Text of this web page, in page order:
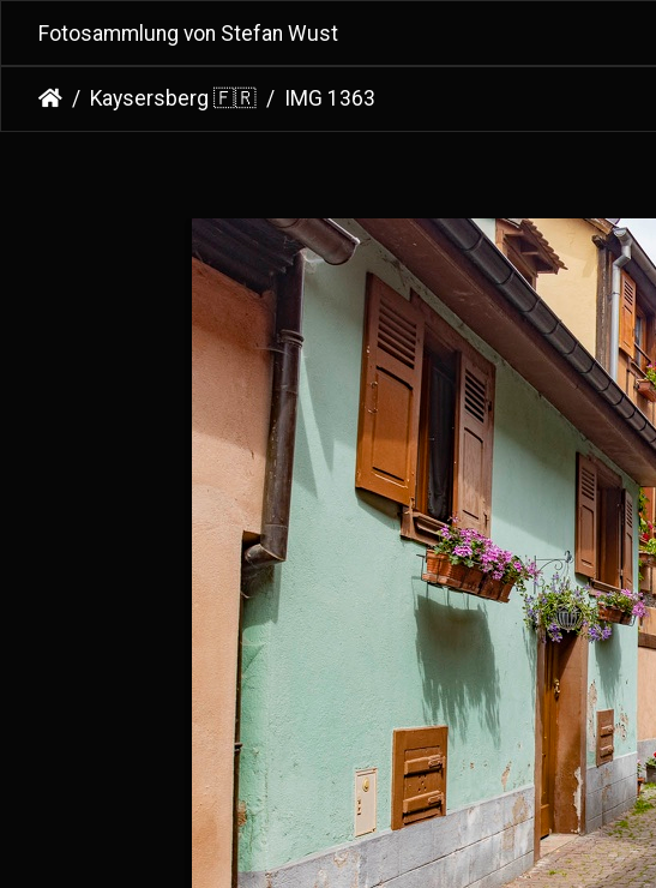
Fotosammlung von Stefan Wust
Kaysersberg 🇫🇷 IMG 1363